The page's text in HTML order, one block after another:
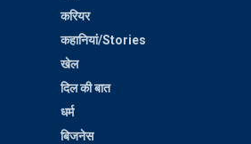
करियर
कहानियां/Stories
खेल
दिल की बात
धर्म
बिजनेस